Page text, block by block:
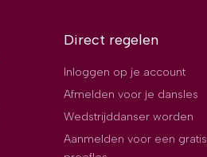
Direct regelen
Inloggen op je account
Afmelden voor je dansles
Wedstrijddanser worden
Aanmelden voor een gratis